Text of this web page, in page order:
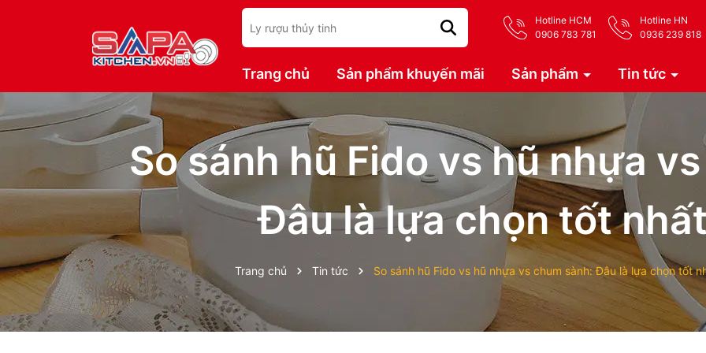
Hotline HCM
0906 783 781
Hotline HN
0936 239 818
Trang chủ Sản phẩm khuyến mãi Sản phẩm Tin tức
So sánh hũ Fido vs hũ nhựa
Đâu là lựa chọn tốt
Trang chủ Tin tức So sánh hũ Fido vs hũ nhựa vs chum sành: Đâu là lựa chọn tốt